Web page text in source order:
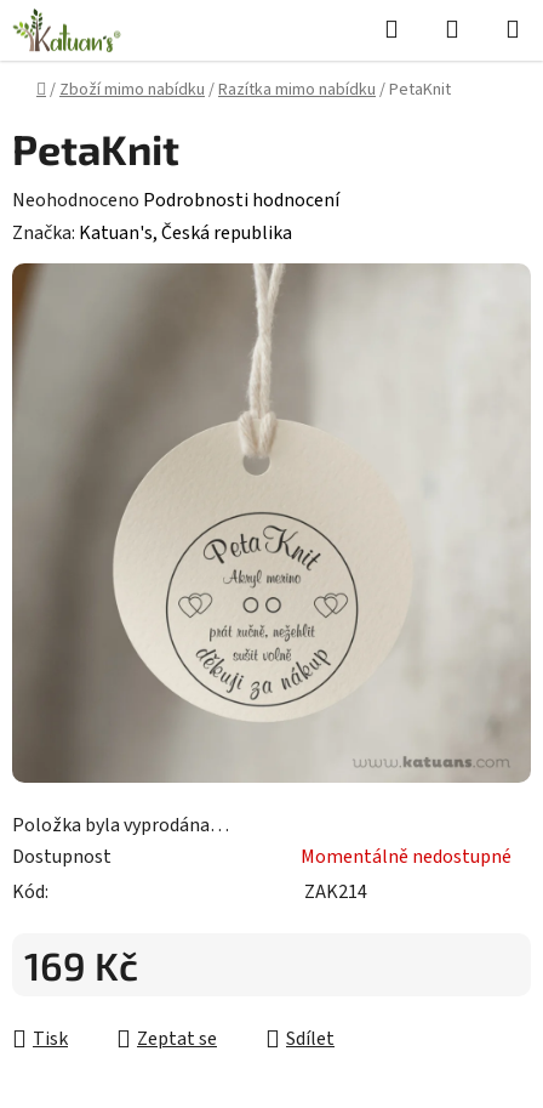
Přejít
na
obsah
Hledat
KOŠÍK
Domů
/Zboží mimo nabídku/Razítka mimo nabídku/PetaKnit
Položka byla vyprodána…
Dostupnost
Momentálně nedostupné
Kód:
ZAK214
169 Kč
Tisk
Zeptat se Sdílet
PetaKnit
Průměrné
hodnocení
produktu
je
Neohodnoceno Podrobnosti hodnocení
Značka: Katuan's, Česká republika